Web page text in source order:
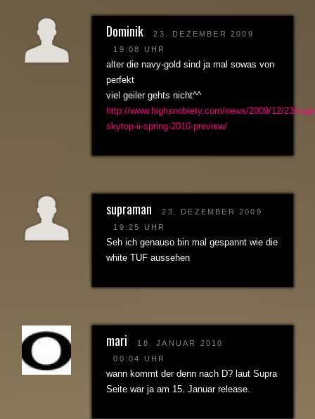
Dominik
23. DEZEMBER 2009
19:08 UHR
alter die navy-gold sind ja mal sowas von
perfekt
viel geiler gehts nicht^^
http://www.highsnobiety.com/news/2009/12/23/
skytop-ii-spring-2010-preview/
supraman
23. DEZEMBER 2009
19:25 UHR
Seh ich genauso bin mal gespannt wie die
white TUF aussehen
mari
18. JANUAR 2010
00:04 UHR
wann kommt der denn nach D? laut Supra
Seite war ja am 15. Januar release.